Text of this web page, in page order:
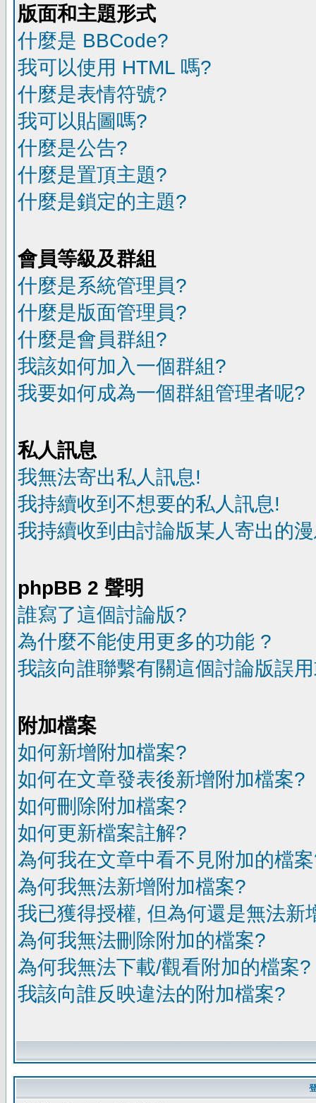
版面和主題形式
什麼是 BBCode?
我可以使用 HTML 嗎?
什麼是表情符號?
我可以貼圖嗎?
什麼是公告?
什麼是置頂主題?
什麼是鎖定的主題?
會員等級及群組
什麼是系統管理員?
什麼是版面管理員?
什麼是會員群組?
我該如何加入一個群組?
我要如何成為一個群組管理者呢?
私人訊息
我無法寄出私人訊息!
我持續收到不想要的私人訊息!
我持續收到由討論版某人寄出的
phpBB 2 聲明
誰寫了這個討論版?
為什麼不能使用更多的功能 ?
我該向誰聯繫有關這個討論版誤
附加檔案
如何新增附加檔案?
如何在文章發表後新增附加檔案?
如何刪除附加檔案?
如何更新檔案註解?
為何我在文章中看不見附加的檔
為何我無法新增附加檔案?
我已獲得授權, 但為何還是無法新
為何我無法刪除附加的檔案?
為何我無法下載/觀看附加的檔案?
我該向誰反映違法的附加檔案?